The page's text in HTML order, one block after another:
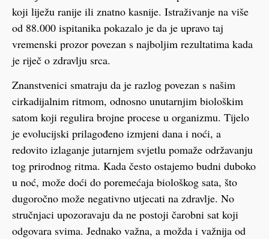
koji liježu ranije ili znatno kasnije. Istraživanje na više
od 88.000 ispitanika pokazalo je da je upravo taj
vremenski prozor povezan s najboljim rezultatima kada
je riječ o zdravlju srca.
Znanstvenici smatraju da je razlog povezan s našim
cirkadijalnim ritmom, odnosno unutarnjim biološkim
satom koji regulira brojne procese u organizmu. Tijelo
je evolucijski prilagođeno izmjeni dana i noći, a
redovito izlaganje jutarnjem svjetlu pomaže održavanju
tog prirodnog ritma. Kada često ostajemo budni duboko
u noć, može doći do poremećaja biološkog sata, što
dugoročno može negativno utjecati na zdravlje. No
stručnjaci upozoravaju da ne postoji čarobni sat koji
odgovara svima. Jednako važna, a možda i važnija od